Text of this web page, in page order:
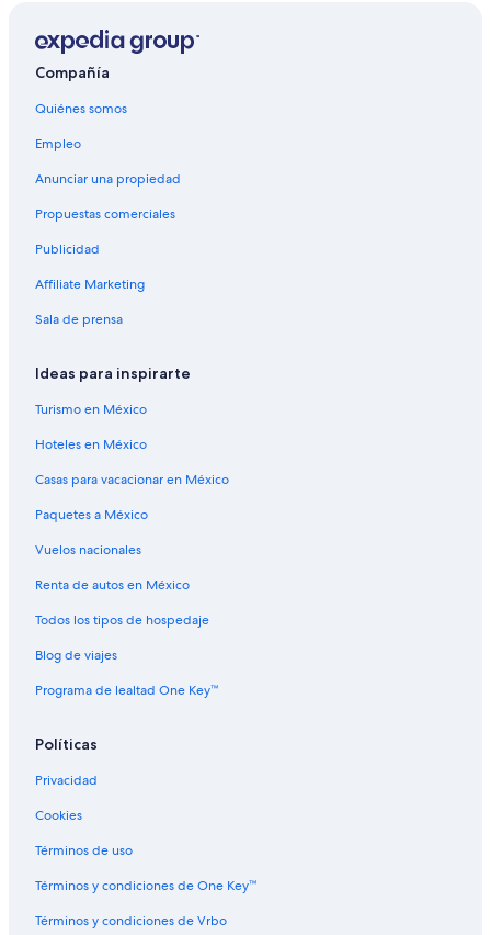
Hoteles en Washington
Cabañas en Washington
Compañía
Quiénes somos
Empleo
Anunciar una propiedad
Propuestas comerciales
Publicidad
Affiliate Marketing
Sala de prensa
Ideas para inspirarte
Turismo en México
Hoteles en México
Casas para vacacionar en México
Paquetes a México
Vuelos nacionales
Renta de autos en México
Todos los tipos de hospedaje
Blog de viajes
Programa de lealtad One Key™
Políticas
Privacidad
Cookies
Términos de uso
Términos y condiciones de One Key™
Términos y condiciones de Vrbo